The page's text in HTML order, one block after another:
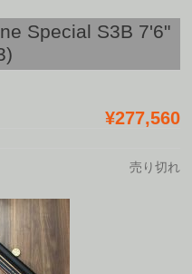
Special S3B 7'6"
¥277,560
売り切れ